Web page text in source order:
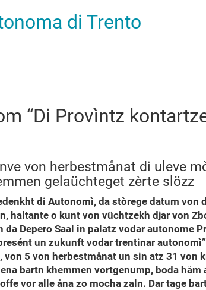
di Trento
“Di Provìntz
von herbestmånat di uleve
gelaüchteget zèrte slözz
di Autonomì, da stòrege datum
haltante o kunt von vüchtzekh djar von
Depero Saal in palatz vodar autonome
un zukunft vodar trentinar
5 von herbestmånat un sin atz 31 von
bartn khemmen vortgenump, boda håm
vor alle åna zo mocha zaln. Dar tage